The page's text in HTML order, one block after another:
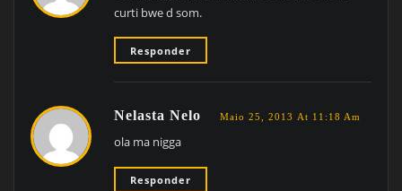
curti bwe d som.
Responder
Nelasta Nelo Maio 25, 2013 At 11:18 Am
ola ma nigga
Responder